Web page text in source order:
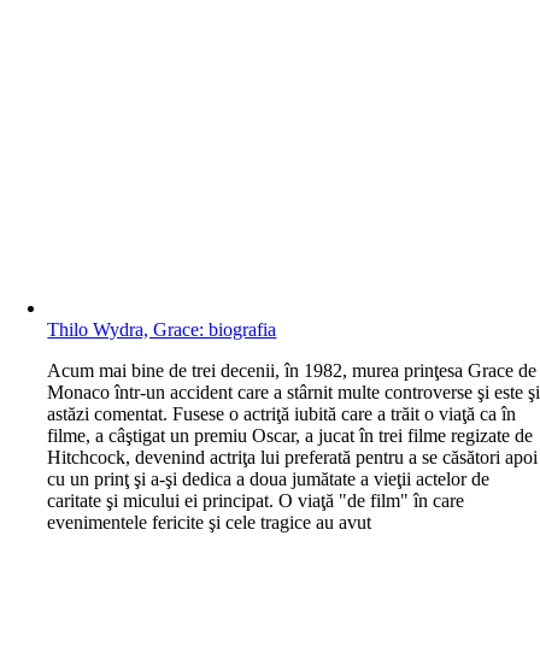
Thilo Wydra, Grace: biografia
Acum mai bine de trei decenii, în 1982, murea prinţesa Grace de
Monaco într-un accident care a stârnit multe controverse şi este şi
astăzi comentat. Fusese o actriţă iubită care a trăit o viaţă ca în
filme, a câştigat un premiu Oscar, a jucat în trei filme regizate de
Hitchcock, devenind actriţa lui preferată pentru a se căsători apoi
cu un prinţ şi a-şi dedica a doua jumătate a vieţii actelor de
caritate şi micului ei principat. O viaţă "de film" în care
evenimentele fericite şi cele tragice au avut